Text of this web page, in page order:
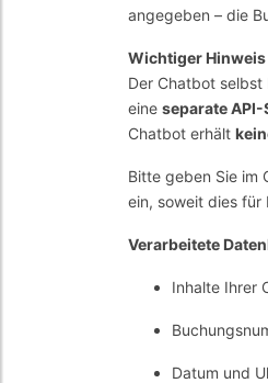
angegeben – die
Wichtiger
Der Chatbot selbst
eine separate
Chatbot erhält
Bitte geben Sie im
ein, soweit dies für
Verarbeitete
Inhalte Ihrer
Datum und